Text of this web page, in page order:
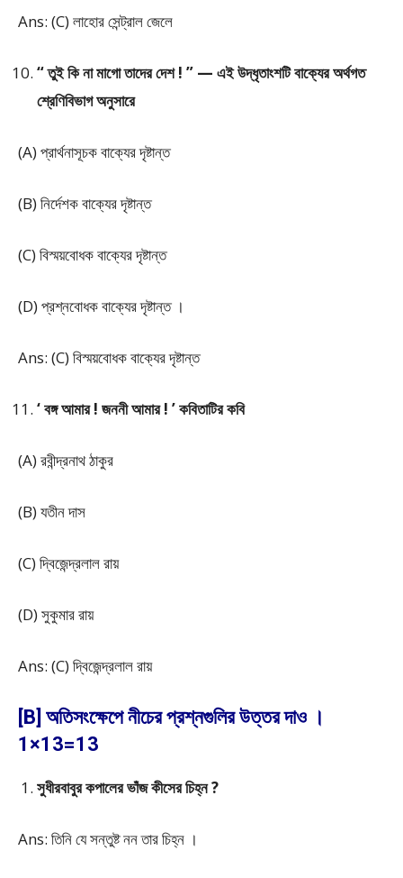
Ans: (C) লাহোর সেন্ট্রাল জেলে
“ তুই কি না মাগো তাদের দেশ ! ” — এই উদ্ধৃতাংশটি বাক্যের অর্থগত
শ্রেণিবিভাগ অনুসারে
(A) প্রার্থনাসূচক বাক্যের দৃষ্টান্ত
(B) নির্দেশক বাক্যের দৃষ্টান্ত
(C) বিস্ময়বোধক বাক্যের দৃষ্টান্ত
(D) প্রশ্নবোধক বাক্যের দৃষ্টান্ত ।
Ans: (C) বিস্ময়বোধক বাক্যের দৃষ্টান্ত
‘ বঙ্গ আমার ! জননী আমার ! ’ কবিতাটির কবি
(A) রবীন্দ্রনাথ ঠাকুর
(B) যতীন দাস
(C) দ্বিজেন্দ্রলাল রায়
(D) সুকুমার রায়
Ans: (C) দ্বিজেন্দ্রলাল রায়
[B] অতিসংক্ষেপে নীচের প্রশ্নগুলির উত্তর দাও ।
1×13=13
সুধীরবাবুর কপালের ভাঁজ কীসের চিহ্ন ?
Ans: তিনি যে সন্তুষ্ট নন তার চিহ্ন ।